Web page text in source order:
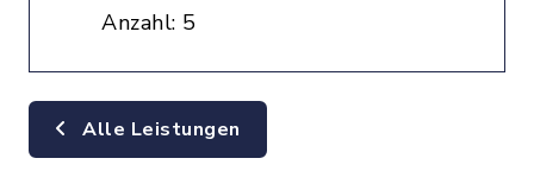
Anzahl: 5
Alle Leistungen